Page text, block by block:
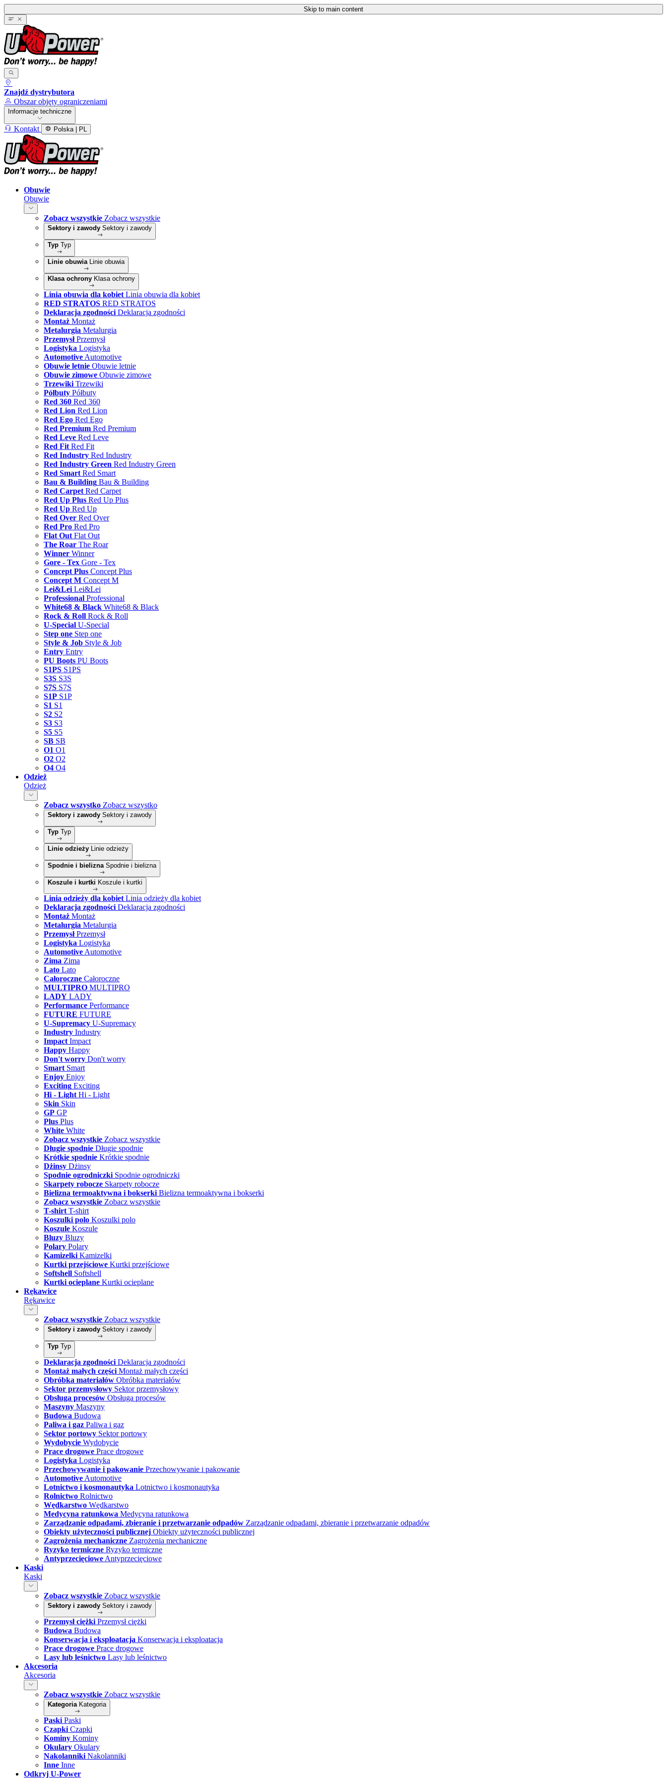
Skip to main content
Znajdź dystrybutora
Obszar objęty ograniczeniami
Informacje techniczne
Kontakt Polska | PL
Obuwie
Obuwie
Zobacz wszystkie Zobacz wszystkie
Sektory i zawody Sektory i zawody
Typ Typ
Linie obuwia Linie obuwia
Klasa ochrony Klasa ochrony
Linia obuwia dla kobiet Linia obuwia dla kobiet
RED STRATOS RED STRATOS
Deklaracja zgodności Deklaracja zgodności
Montaż Montaż
Metalurgia Metalurgia
Przemysł Przemysł
Logistyka Logistyka
Automotive Automotive
Obuwie letnie Obuwie letnie
Obuwie zimowe Obuwie zimowe
Trzewiki Trzewiki
Półbuty Półbuty
Red 360 Red 360
Red Lion Red Lion
Red Ego Red Ego
Red Premium Red Premium
Red Leve Red Leve
Red Fit Red Fit
Red Industry Red Industry
Red Industry Green Red Industry Green
Red Smart Red Smart
Bau & Building Bau & Building
Red Carpet Red Carpet
Red Up Plus Red Up Plus
Red Up Red Up
Red Over Red Over
Red Pro Red Pro
Flat Out Flat Out
The Roar The Roar
Winner Winner
Gore - Tex Gore - Tex
Concept Plus Concept Plus
Concept M Concept M
Lei&Lei Lei&Lei
Professional Professional
White68 & Black White68 & Black
Rock & Roll Rock & Roll
U-Special U-Special
Step one Step one
Style & Job Style & Job
Entry Entry
PU Boots PU Boots
S1PS S1PS
S3S S3S
S7S S7S
S1P S1P
S1 S1
S2 S2
S3 S3
S5 S5
SB SB
O1 O1
O2 O2
O4 O4
Odzież
Odzież
Zobacz wszystko Zobacz wszystko
Sektory i zawody Sektory i zawody
Typ Typ
Linie odzieży Linie odzieży
Spodnie i bielizna Spodnie i bielizna
Koszule i kurtki Koszule i kurtki
Linia odzieży dla kobiet Linia odzieży dla kobiet
Deklaracja zgodności Deklaracja zgodności
Montaż Montaż
Metalurgia Metalurgia
Przemysł Przemysł
Logistyka Logistyka
Automotive Automotive
Zima Zima
Lato Lato
Całoroczne Całoroczne
MULTIPRO MULTIPRO
LADY LADY
Performance Performance
FUTURE FUTURE
U-Supremacy U-Supremacy
Industry Industry
Impact Impact
Happy Happy
Don't worry Don't worry
Smart Smart
Enjoy Enjoy
Exciting Exciting
Hi - Light Hi - Light
Skin Skin
GP GP
Plus Plus
White White
Zobacz wszystkie Zobacz wszystkie
Długie spodnie Długie spodnie
Krótkie spodnie Krótkie spodnie
Dżinsy Dżinsy
Spodnie ogrodniczki Spodnie ogrodniczki
Skarpety robocze Skarpety robocze
Bielizna termoaktywna i bokserki Bielizna termoaktywna i bokserki
Zobacz wszystkie Zobacz wszystkie
T-shirt T-shirt
Koszulki polo Koszulki polo
Koszule Koszule
Bluzy Bluzy
Polary Polary
Kamizelki Kamizelki
Kurtki przejściowe Kurtki przejściowe
Softshell Softshell
Kurtki ocieplane Kurtki ocieplane
Rękawice
Rękawice
Zobacz wszystkie Zobacz wszystkie
Sektory i zawody Sektory i zawody
Typ Typ
Deklaracja zgodności Deklaracja zgodności
Montaż małych części Montaż małych części
Obróbka materiałów Obróbka materiałów
Sektor przemysłowy Sektor przemysłowy
Obsługa procesów Obsługa procesów
Maszyny Maszyny
Budowa Budowa
Paliwa i gaz Paliwa i gaz
Sektor portowy Sektor portowy
Wydobycie Wydobycie
Prace drogowe Prace drogowe
Logistyka Logistyka
Przechowywanie i pakowanie Przechowywanie i pakowanie
Automotive Automotive
Lotnictwo i kosmonautyka Lotnictwo i kosmonautyka
Rolnictwo Rolnictwo
Wędkarstwo Wędkarstwo
Medycyna ratunkowa Medycyna ratunkowa
Zarządzanie odpadami, zbieranie i przetwarzanie odpadów Zarządzanie odpadami, zbieranie i przetwarzanie odpadów
Obiekty użyteczności publicznej Obiekty użyteczności publicznej
Zagrożenia mechaniczne Zagrożenia mechaniczne
Ryzyko termiczne Ryzyko termiczne
Antyprzecięciowe Antyprzecięciowe
Kaski
Kaski
Zobacz wszystkie Zobacz wszystkie
Sektory i zawody Sektory i zawody
Przemysł ciężki Przemysł ciężki
Budowa Budowa
Konserwacja i eksploatacja Konserwacja i eksploatacja
Prace drogowe Prace drogowe
Lasy lub leśnictwo Lasy lub leśnictwo
Akcesoria
Akcesoria
Zobacz wszystkie Zobacz wszystkie
Kategoria Kategoria
Paski Paski
Czapki Czapki
Kominy Kominy
Okulary Okulary
Nakolanniki Nakolanniki
Inne Inne
Odkryj U-Power